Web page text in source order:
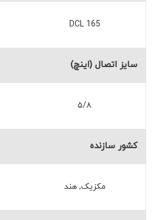
DCL 165
سایز اتصال (اینچ)
۵/۸
کشور سازنده
مکزیک, هند